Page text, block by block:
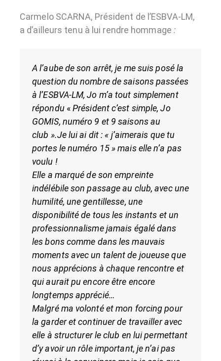
Carmelo SCARNA, Président de l’ESBVA-LM,
a d’ailleurs tenu à lui rendre hommage :
A l’aube de son arrêt, je me suis posé la
question du nombre de saisons passées
à l’ESBVA-LM, Jo m’a tout simplement
répondu «Président c’est simple, Jo
GOMIS, numéro 9 et 9 saisons au
club ».Je lui ai dit : « j’aimerais que tu
portes le numéro 15 » mais elle n’a pas
voulu !
Elle a marqué de son empreinte
indélébile son passage au club, avec une
humilité, une gentillesse, une
disponibilité de tous les instants et un
professionnalisme jamais égalé dans
les bons comme dans les mauvais
moments avec un talent de joueuse que
nous apprécions à chaque rencontre et
qui aurait pu encore être encore
longtemps apprécié…
Malgré ma volonté et mon forcing pour
la garder et continuer de travailler avec
elle à structurer le club en lui permettant
d’y avoir un rôle important, je n’ai pas